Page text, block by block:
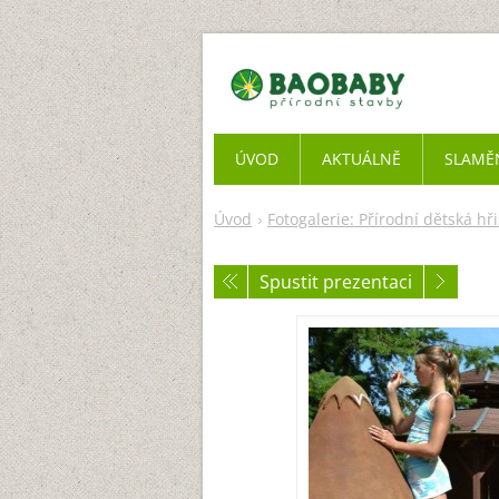
Úvod Fotogalerie: Přírodní dětská
Spustit prezentaci
ÚVOD AKTUÁLNĚ